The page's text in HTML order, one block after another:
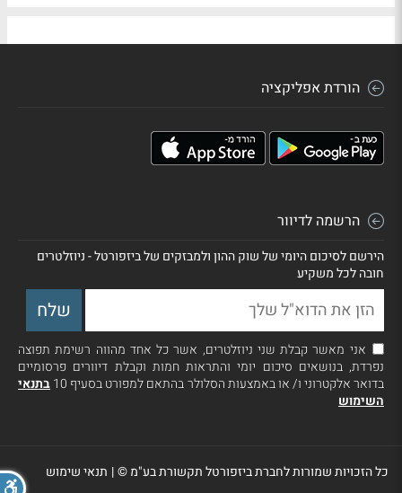
הורדת אפליקציה
הרשמה לדיוור
הירשם לסיכום היומי של שוק ההון ולמבזקים של ביזפורטל - ניוזלטרים
חובה לכל משקיע
אני מאשר קבלת שני ניוזלטרים, אשר כל אחד מהווה רשימת תפוצה
נפרדת, בנושאים סיכום יומי והתראות חמות וקבלת דיוורים פרסומיים
בדואר אלקטרוני ו/ או באמצעות הסלולר בהתאם למפורט בסעיף 10
בתנאי
השימוש
כל הזכויות שמורות לחברת ביזפורטל תקשורת בע"מ ©| תנאי שימוש